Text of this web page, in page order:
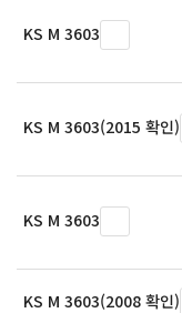
KS M 3603
KS M 3603(2015 확인)
KS M 3603
KS M 3603(2008 확인)